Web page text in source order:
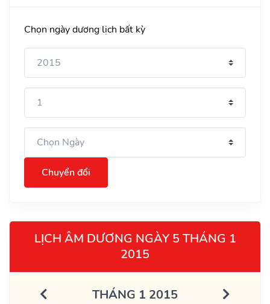
Chọn ngày dương lịch bất kỳ
Chuyển đổi
LỊCH ÂM DƯƠNG NGÀY 5 THÁNG 1
2015
THÁNG 1 2015